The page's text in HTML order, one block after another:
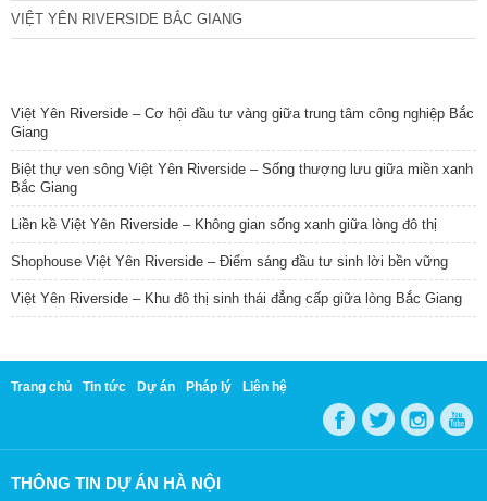
VIỆT YÊN RIVERSIDE BẮC GIANG
Việt Yên Riverside – Cơ hội đầu tư vàng giữa trung tâm công nghiệp Bắc
Giang
Biệt thự ven sông Việt Yên Riverside – Sống thượng lưu giữa miền xanh
Bắc Giang
Liền kề Việt Yên Riverside – Không gian sống xanh giữa lòng đô thị
Shophouse Việt Yên Riverside – Điểm sáng đầu tư sinh lời bền vững
Việt Yên Riverside – Khu đô thị sinh thái đẳng cấp giữa lòng Bắc Giang
Trang chủ Tin tức Dự án Pháp lý Liên hệ
THÔNG TIN DỰ ÁN HÀ NỘI